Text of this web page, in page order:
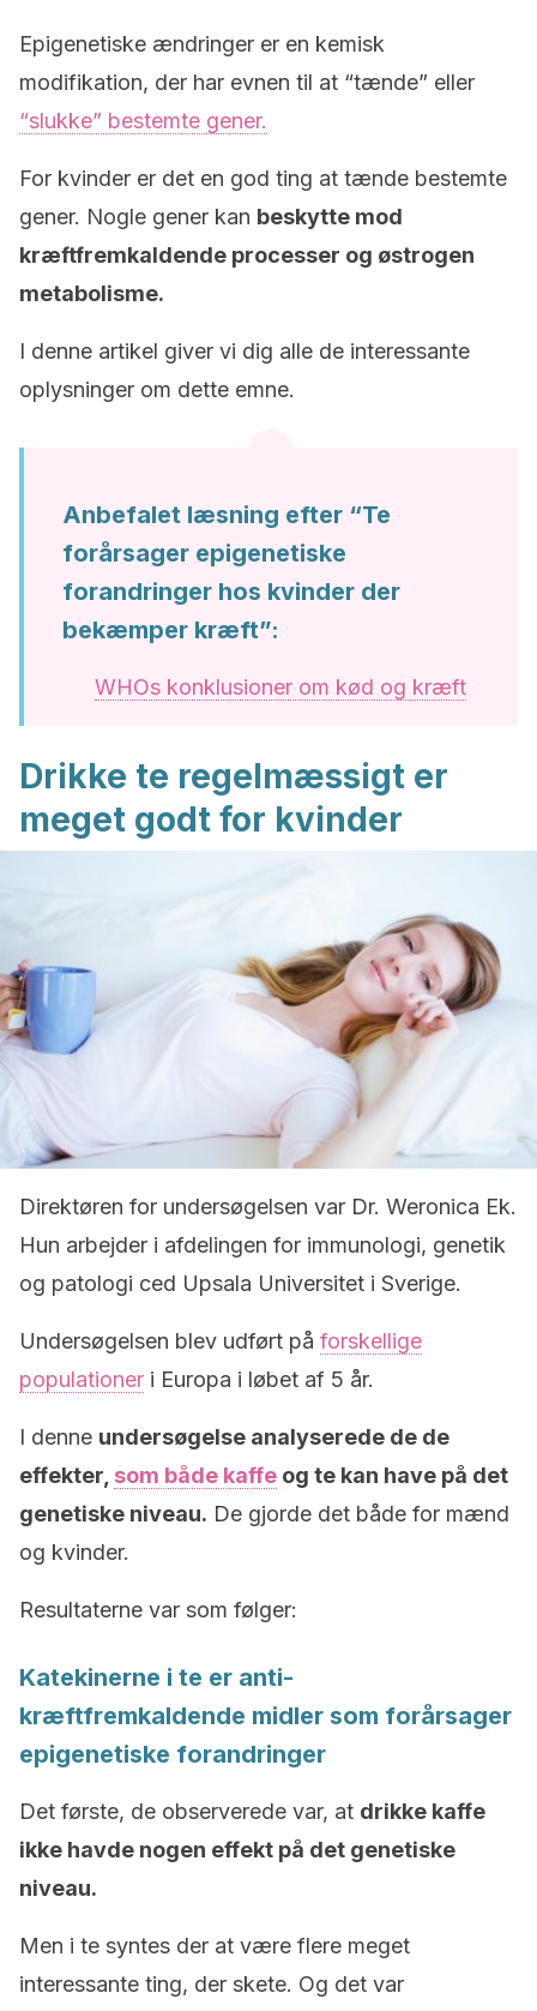
Epigenetiske ændringer er en kemisk
modifikation, der har evnen til at “tænde” eller
“slukke” bestemte gener.
For kvinder er det en god ting at tænde bestemte
gener. Nogle gener kan beskytte mod
kræftfremkaldende processer og østrogen
metabolisme.
I denne artikel giver vi dig alle de interessante
oplysninger om dette emne.
Anbefalet læsning efter “Te
forårsager epigenetiske
forandringer hos kvinder der
bekæmper kræft”:
WHOs konklusioner om kød og kræft
Drikke te regelmæssigt er
meget godt for kvinder
Direktøren for undersøgelsen var Dr. Weronica Ek.
Hun arbejder i afdelingen for immunologi, genetik
og patologi ced Upsala Universitet i Sverige.
Undersøgelsen blev udført på forskellige
populationer i Europa i løbet af 5 år.
I denne undersøgelse analyserede de de
effekter, som både kaffe og te kan have på det
genetiske niveau. De gjorde det både for mænd
og kvinder.
Resultaterne var som følger:
Katekinerne i te er anti-
kræftfremkaldende midler som forårsager
epigenetiske forandringer
Det første, de observerede var, at drikke kaffe
ikke havde nogen effekt på det genetiske
niveau.
Men i te syntes der at være flere meget
interessante ting, der skete. Og det var